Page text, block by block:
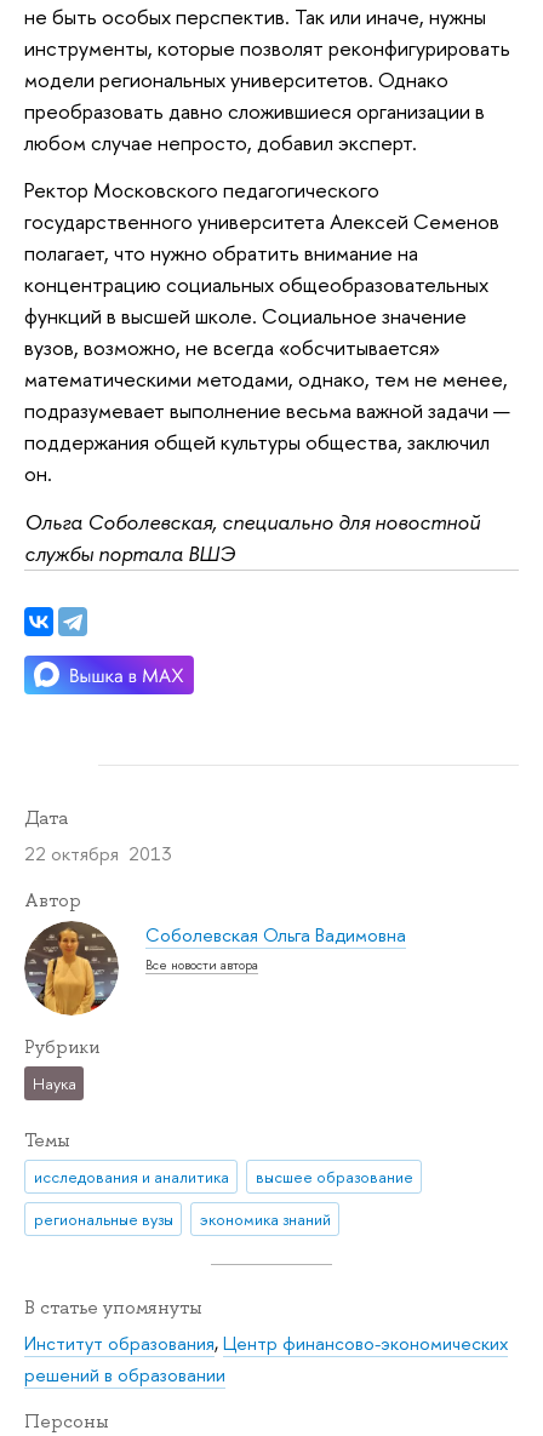
не быть особых перспектив. Так или иначе, нужны
инструменты, которые позволят реконфигурировать
модели региональных университетов. Однако
преобразовать давно сложившиеся организации в
любом случае непросто, добавил эксперт.
Ректор Московского педагогического
государственного университета Алексей Семенов
полагает, что нужно обратить внимание на
концентрацию социальных общеобразовательных
функций в высшей школе. Социальное значение
вузов, возможно, не всегда «обсчитывается»
математическими методами, однако, тем не менее,
подразумевает выполнение весьма важной задачи —
поддержания общей культуры общества, заключил
он.
Ольга Соболевская, специально для новостной
службы портала ВШЭ
Дата
22 октября 2013
Автор
Соболевская Ольга Вадимовна
Все новости автора
Рубрики
Наука
Темы
исследования и аналитика
высшее образование
региональные вузы
экономика знаний
В статье упомянуты
Институт образования,Центр финансово-экономических
решений в образовании
Персоны